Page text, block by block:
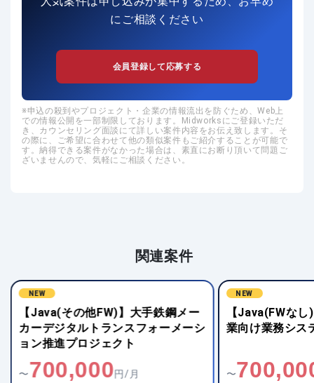
にご相談ください
会員登録して応募する
申込の殺到やプロジェクト・企業の情報流出を防ぐため、Web上
での情報公開を一部制限しております。Midworksにご登録いただ
き、カウンセリング面談にて詳しい案件内容をお伝え致します。そ
の際に、ご希望に合わせて他の類似案件もご紹介することが可能で
す。納得できる案件がなかった場合は、素直にお断り頂いて問題ご
ざいませんので、気軽にご相談ください。
関連案件
NEW
【Java(その他FW)】大手鉄鋼メー
カーデジタルトランスフォーメーシ
ョン推進プロジェクト
〜700,000円/月
NEW
【Java(FWな
業向け業務シス
〜